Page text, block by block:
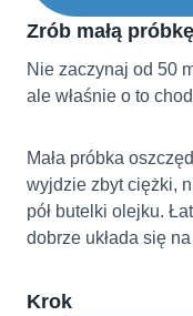
Zrób małą próbkę
Nie zaczynaj od 50
ale właśnie o to
Mała próbka
wyjdzie zbyt ciężki,
pół butelki olejku.
dobrze układa się
Krok